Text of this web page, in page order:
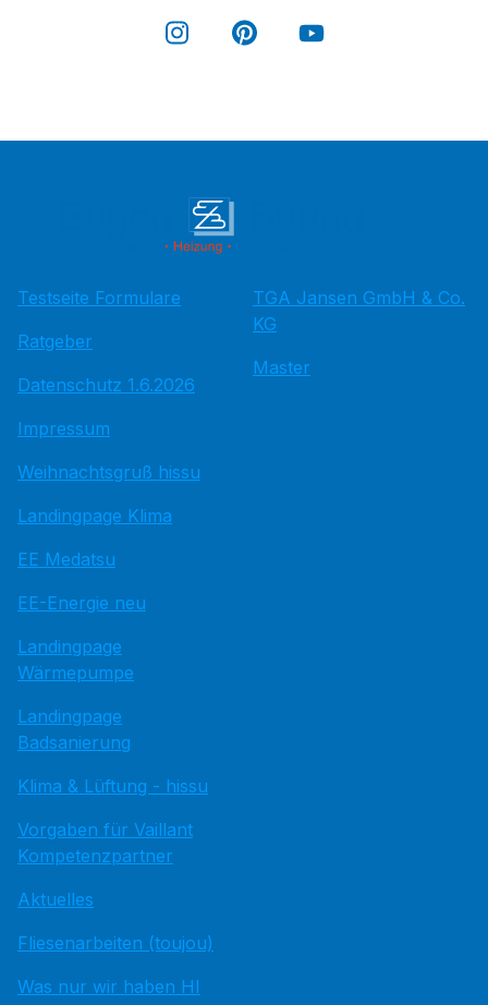
Testseite Formulare
Ratgeber
Datenschutz 1.6.2026
Impressum
Weihnachtsgruß hissu
Landingpage Klima
EE Medatsu
EE-Energie neu
Landingpage
Wärmepumpe
Landingpage
Badsanierung
Klima & Lüftung - hissu
Vorgaben für Vaillant
Kompetenzpartner
Aktuelles
Fliesenarbeiten (toujou)
Was nur wir haben HI
TGA Jansen GmbH & Co.
KG
Master